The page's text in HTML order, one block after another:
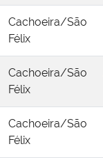
Cachoeira/São
Félix
Cachoeira/São
Félix
Cachoeira/São
Félix